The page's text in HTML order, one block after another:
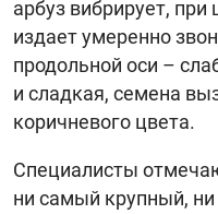
арбуз вибрирует,
издает умеренно
продольной оси –
и сладкая, семена
коричневого цвета.
Специалисты
ни самый крупный,